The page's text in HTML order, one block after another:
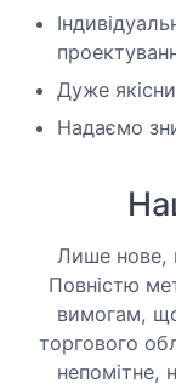
Дуже
Надаємо
Лише нове,
Повністю
вимогам,
торгового
непомітне,